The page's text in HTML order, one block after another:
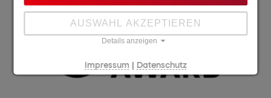
AUSWAHL AKZEPTIEREN
Details anzeigen
Impressum | Datenschutz